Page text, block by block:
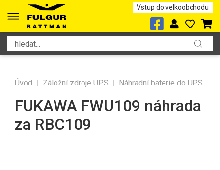
Vstup do velkoobchodu
Úvod | Záložní zdroje UPS | Náhradní baterie do UPS
FUKAWA FWU109 náhrada
za RBC109